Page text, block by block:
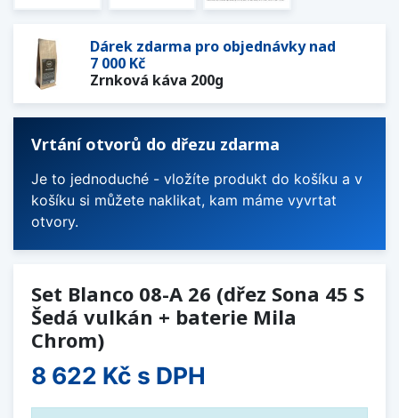
Dárek zdarma pro objednávky nad
7 000 Kč
Zrnková káva 200g
Vrtání otvorů do dřezu zdarma
Je to jednoduché - vložíte produkt do košíku a v
košíku si můžete naklikat, kam máme vyvrtat
otvory.
Set Blanco 08-A 26 (dřez Sona 45 S
Šedá vulkán + baterie Mila
Chrom)
8 622 Kč s DPH